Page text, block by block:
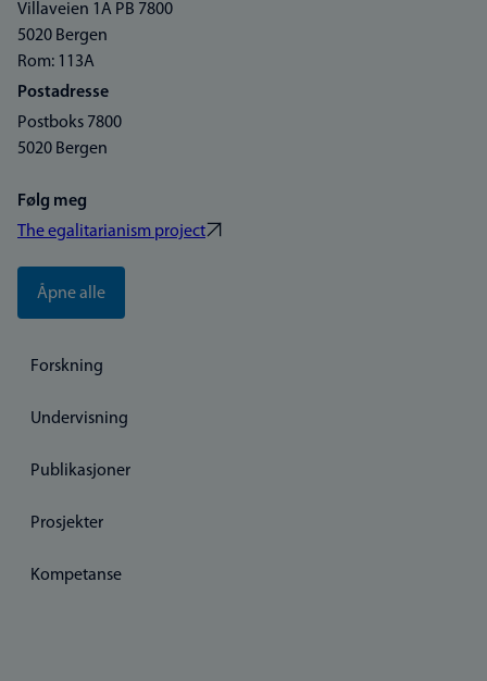
Villaveien 1A PB 7800
5020 Bergen
Rom: 113A
Postadresse
Postboks 7800
5020 Bergen
Følg meg
The egalitarianism project
Åpne alle
Forskning
Undervisning
Publikasjoner
Prosjekter
Kompetanse